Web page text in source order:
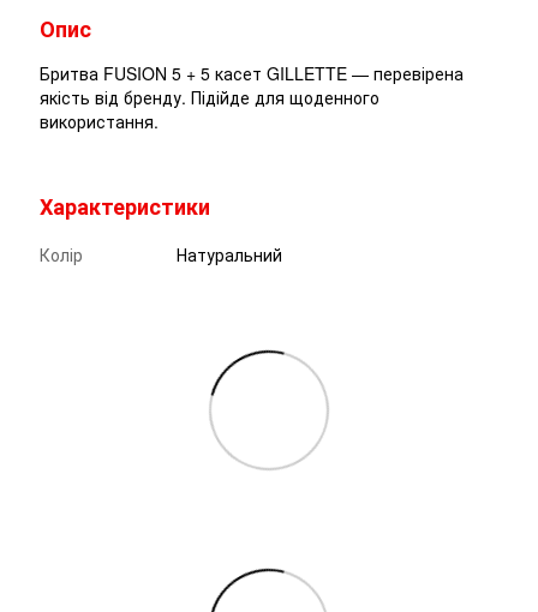
Опис
Бритва FUSION 5 + 5 касет GILLETTE — перевірена
якість від бренду. Підійде для щоденного
використання.
Характеристики
Колір Натуральний